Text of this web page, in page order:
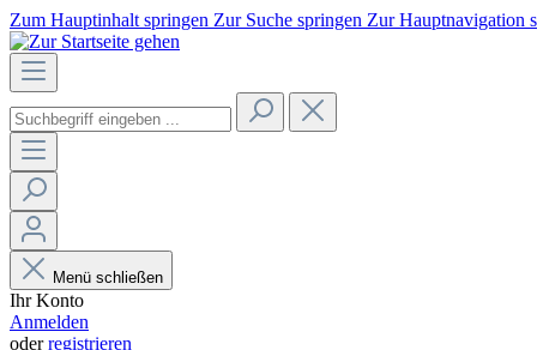
Zum Hauptinhalt springen Zur Suche springen Zur Hauptnavigation
Menü schließen
Ihr Konto
Anmelden
oderregistrieren